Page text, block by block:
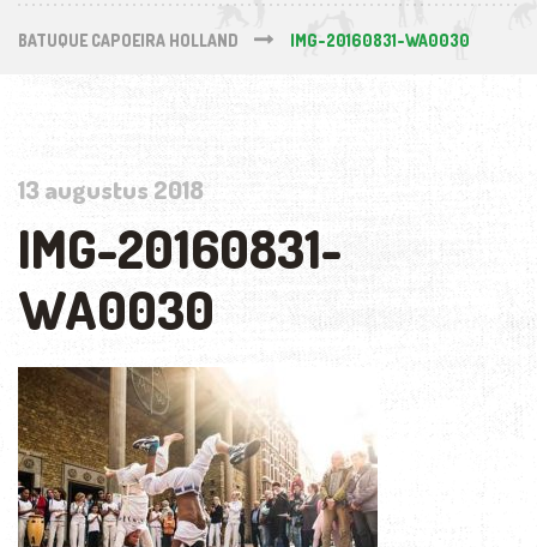
BATUQUE CAPOEIRA HOLLAND IMG-20160831-WA0030
13 augustus 2018
IMG-20160831-
WA0030